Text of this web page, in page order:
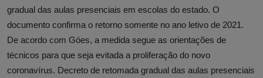
gradual das aulas presenciais em escolas do estado. O
documento confirma o retorno somente no ano letivo de 2021.
De acordo com Góes, a medida segue as orientações de
técnicos para que seja evitada a proliferação do novo
coronavírus. Decreto de retomada gradual das aulas presenciais